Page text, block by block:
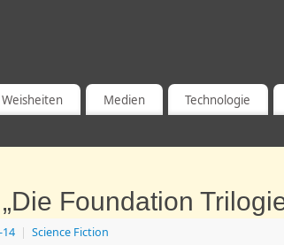
Weisheiten Medien Technologie
Foundation
14 | Science Fiction